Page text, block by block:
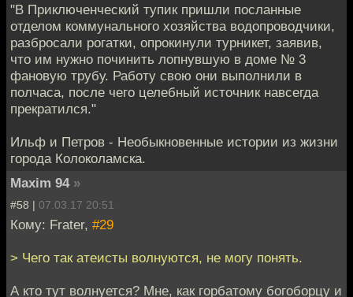
"В Приключенческий тупик пришли посланные
отделом коммунального хозяйства водопроводчики,
разбросали рогатки, опрокинули турникет, заявив,
что им нужно починить лопнувшую в доме № 3
фановую трубу. Работу свою они выполнили в
полчаса, после чего целебный источник навсегда
прекратился."
Ильф и Петров - Необыкновенные истории из жизни
города Колоколамска.
Maxim 94 »
#58 | 07.03.17 20:51
Кому: Frater, #29
> Чего так атеисты волнуются, не могу понять.
А кто тут волнуется? Мне, как горбатому богоборцу и